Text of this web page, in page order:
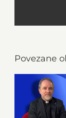
Povezane